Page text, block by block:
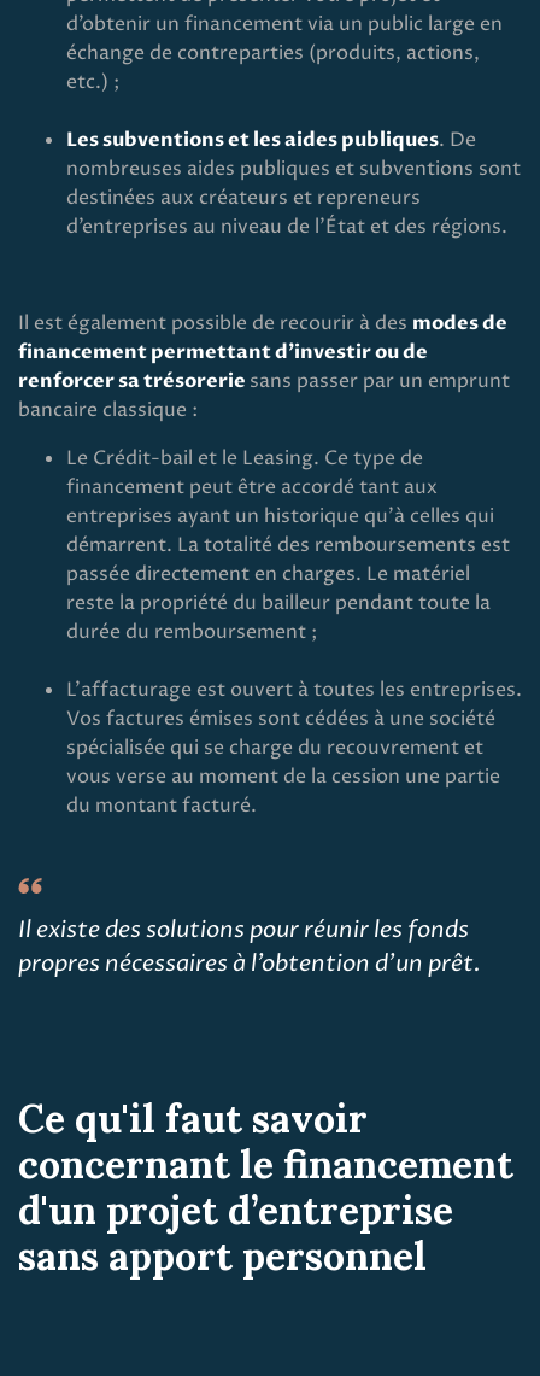
d’obtenir un financement via un public large en
échange de contreparties (produits, actions,
etc.) ;
Les subventions et les aides publiques. De
nombreuses aides publiques et subventions sont
destinées aux créateurs et repreneurs
d’entreprises au niveau de l’État et des régions.
Il est également possible de recourir à des modes de
financement permettant d’investir ou de
renforcer sa trésorerie sans passer par un emprunt
bancaire classique :
Le Crédit-bail et le Leasing. Ce type de
financement peut être accordé tant aux
entreprises ayant un historique qu’à celles qui
démarrent. La totalité des remboursements est
passée directement en charges. Le matériel
reste la propriété du bailleur pendant toute la
durée du remboursement ;
L’affacturage est ouvert à toutes les entreprises.
Vos factures émises sont cédées à une société
spécialisée qui se charge du recouvrement et
vous verse au moment de la cession une partie
du montant facturé.
Il existe des solutions pour réunir les fonds
propres nécessaires à l’obtention d’un prêt.
Ce qu'il faut savoir
concernant le financement
d'un projet d’entreprise
sans apport personnel